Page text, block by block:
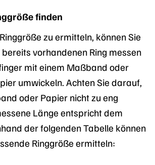
finden
zu ermitteln, können Sie
vorhandenen Ring messen
mit einem Maßband oder
umwickeln. Achten Sie darauf,
oder Papier nicht zu eng
Länge entspricht dem
der folgenden Tabelle können
Ringgröße ermitteln: